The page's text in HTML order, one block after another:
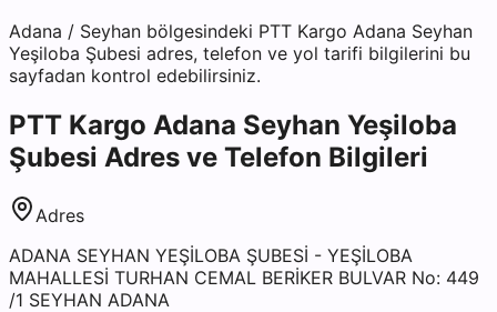
Adana / Seyhan bölgesindeki PTT Kargo Adana Seyhan
Yeşiloba Şubesi adres, telefon ve yol tarifi bilgilerini bu
sayfadan kontrol edebilirsiniz.
PTT Kargo Adana Seyhan Yeşiloba
Şubesi Adres ve Telefon Bilgileri
Adres
ADANA SEYHAN YEŞİLOBA ŞUBESİ - YEŞİLOBA
MAHALLESİ TURHAN CEMAL BERİKER BULVAR No: 449
/1 SEYHAN ADANA